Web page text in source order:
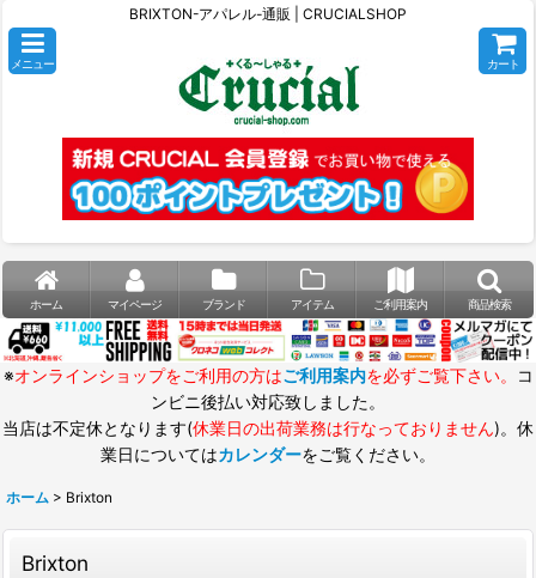
BRIXTON-アパレル-通販 | CRUCIALSHOP
メニュー カート
ホーム マイページ ブランド アイテム ご利用案内 商品検索
※オンラインショップをご利用の方はご利用案内を必ずご覧下さい。
コ
ンビニ後払い対応致しました。
当店は不定休となります(休業日の出荷業務は行なっておりません)。休
業日についてはカレンダーをご覧ください。
ホーム > Brixton
Brixton